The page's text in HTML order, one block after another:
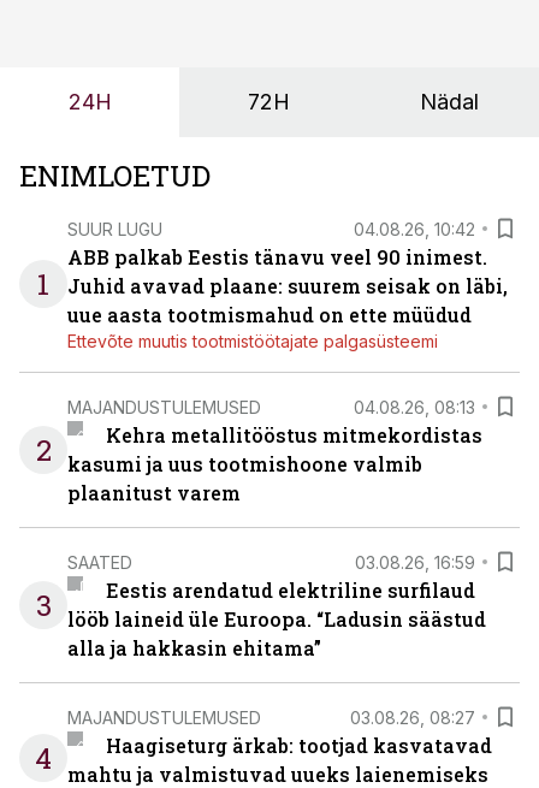
OÜ tegevjuht Sander Mitendorf.
24H 72H Nädal
ENIMLOETUD
1
SUUR LUGU 04.08.26, 10:42
ABB palkab Eestis tänavu veel 90 inimest.
Juhid avavad plaane: suurem seisak on läbi,
uue aasta tootmismahud on ette müüdud
Ettevõte muutis tootmistöötajate palgasüsteemi
2
MAJANDUSTULEMUSED 04.08.26, 08:13
Kehra metallitööstus mitmekordistas
kasumi ja uus tootmishoone valmib
plaanitust varem
3
SAATED 03.08.26, 16:59
Eestis arendatud elektriline surfilaud
lööb laineid üle Euroopa. “Ladusin säästud
alla ja hakkasin ehitama”
4
MAJANDUSTULEMUSED 03.08.26, 08:27
Haagiseturg ärkab: tootjad kasvatavad
mahtu ja valmistuvad uueks laienemiseks